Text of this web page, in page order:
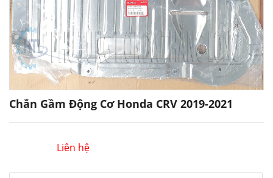
Chắn Gầm Động Cơ Honda CRV 2019-2021
Liên hệ